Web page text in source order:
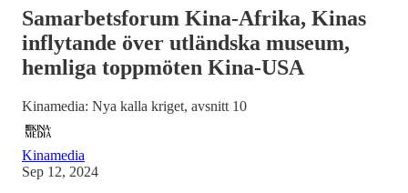
Samarbetsforum Kina-Afrika, Kinas
inflytande över utländska museum,
hemliga toppmöten Kina-USA
Kinamedia: Nya kalla kriget, avsnitt 10
Kinamedia
Sep 12, 2024